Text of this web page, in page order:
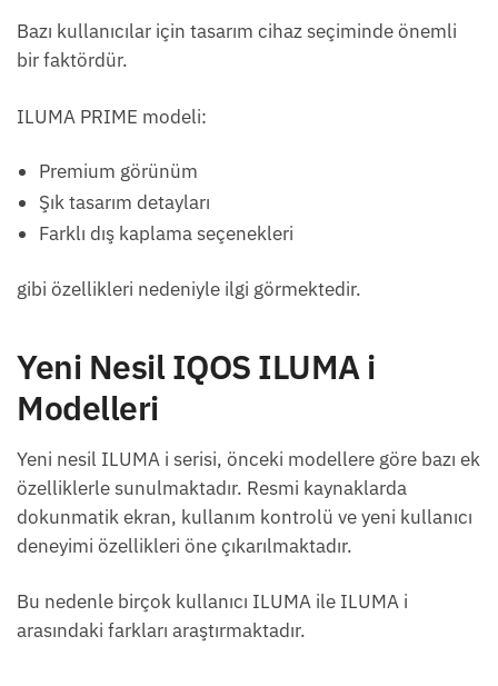
Bazı kullanıcılar için tasarım cihaz seçiminde önemli
bir faktördür.
ILUMA PRIME modeli:
Premium görünüm
Şık tasarım detayları
Farklı dış kaplama seçenekleri
gibi özellikleri nedeniyle ilgi görmektedir.
Yeni Nesil IQOS ILUMA i
Modelleri
Yeni nesil ILUMA i serisi, önceki modellere göre bazı ek
özelliklerle sunulmaktadır. Resmi kaynaklarda
dokunmatik ekran, kullanım kontrolü ve yeni kullanıcı
deneyimi özellikleri öne çıkarılmaktadır.
Bu nedenle birçok kullanıcı ILUMA ile ILUMA i
arasındaki farkları araştırmaktadır.